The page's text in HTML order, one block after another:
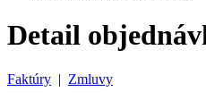
Detail
Faktúry | Zmluvy